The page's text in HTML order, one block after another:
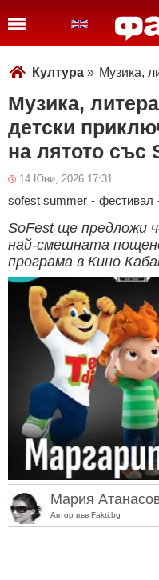
Култура » Музика,
Музика,
детски
на лятото със
14 Юни, 2026 17:31
sofest summer - фестивал
SoFest ще предложи
най-смешната
програма в Кино
Мария
Автор във Fakti.bg